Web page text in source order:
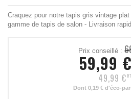
Craquez pour notre tapis gris vintage
gamme de tapis de salon - Livraison
Prix conseillé :
59,99 €
49,99 € HT
Dont 0,19 € d'éco-